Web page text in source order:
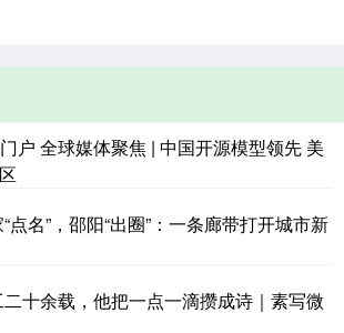
户 全球媒体聚焦 | 中国开源模型领先 美
点名”，邵阳“出圈”：一条廊带打开城市新
十余载，他把一点一滴攒成诗｜素写微